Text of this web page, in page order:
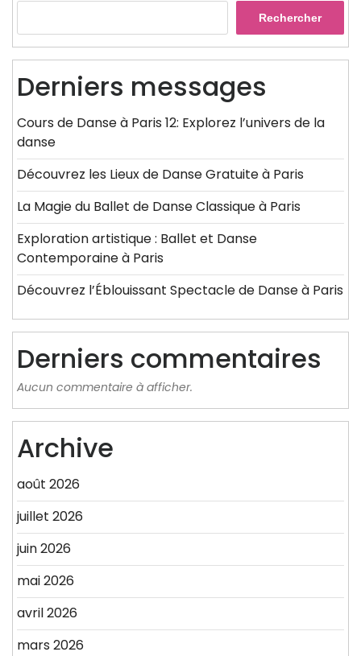
Rechercher
Derniers messages
Cours de Danse à Paris 12: Explorez l’univers de la
danse
Découvrez les Lieux de Danse Gratuite à Paris
La Magie du Ballet de Danse Classique à Paris
Exploration artistique : Ballet et Danse
Contemporaine à Paris
Découvrez l’Éblouissant Spectacle de Danse à Paris
Derniers commentaires
Aucun commentaire à afficher.
Archive
août 2026
juillet 2026
juin 2026
mai 2026
avril 2026
mars 2026